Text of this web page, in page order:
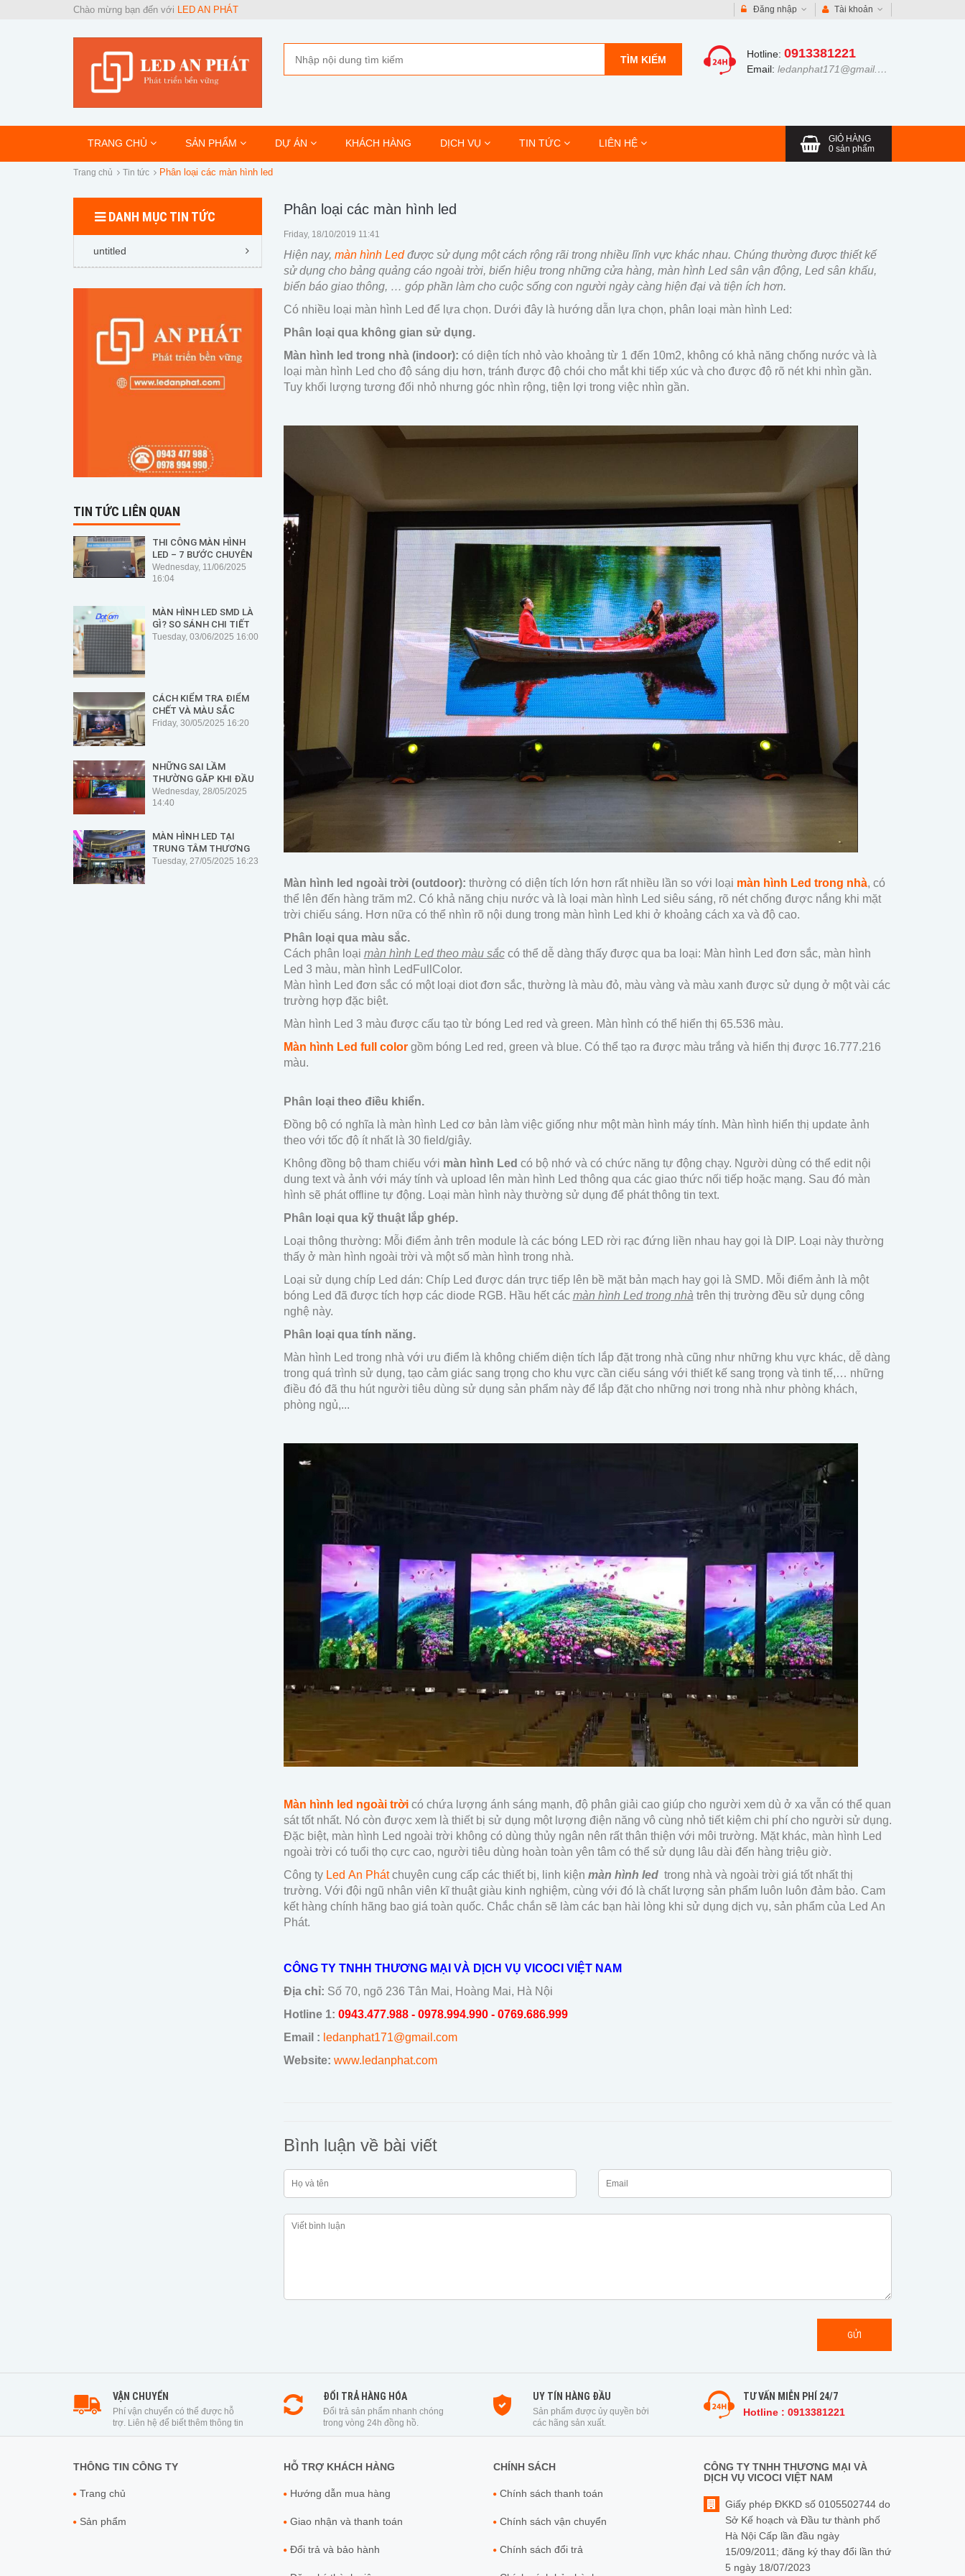
Chào mừng bạn đến với LED AN PHÁT Đăng nhập Tài khoản
Hotline: 0913381221
Email: ledanphat171@gmail.com
TÌM KIẾM
TRANG CHỦ SẢN PHẨM DỰ ÁN KHÁCH HÀNG DỊCH VỤ TIN TỨC LIÊN HỆ
GIỎ HÀNG
0 sản phẩm
Trang chủ Tin tức Phân loại các màn hình led
DANH MỤC TIN TỨC
untitled
TIN TỨC LIÊN QUAN
THI CÔNG MÀN HÌNH
LED – 7 BƯỚC CHUYÊN
NGHIỆP ĐỂ ĐẢM BẢO
AN TOÀN, HIỆU SUẤT VÀ
Wednesday, 11/06/2025
16:04
MÀN HÌNH LED SMD LÀ
GÌ? SO SÁNH CHI TIẾT
VỚI CÁC LOẠI LED KHÁC
Tuesday, 03/06/2025 16:00
CÁCH KIỂM TRA ĐIỂM
CHẾT VÀ MÀU SẮC
KHÔNG ĐỒNG ĐỀU TRÊN
Friday, 30/05/2025 16:20
NHỮNG SAI LẦM
THƯỜNG GẶP KHI ĐẦU
TƯ MÀN HÌNH LED – VÀ
CÁCH KHẮC PHỤC
Wednesday, 28/05/2025
14:40
MÀN HÌNH LED TẠI
TRUNG TÂM THƯƠNG
MẠI, SIÊU THỊ: GIẢI
Tuesday, 27/05/2025 16:23
Phân loại các màn hình led
Friday, 18/10/2019 11:41
Hiện nay, màn hình Ledđược sử dụng một cách rộng rãi trong nhiều lĩnh vực khác nhau. Chúng thường được thiết kế
sử dụng cho bảng quảng cáo ngoài trời, biển hiệu trong những cửa hàng, màn hình Led sân vận động, Led sân khấu,
biển báo giao thông, … góp phần làm cho cuộc sống con người ngày càng hiện đại và tiện ích hơn.
Có nhiều loại màn hình Led để lựa chọn. Dưới đây là hướng dẫn lựa chọn, phân loại màn hình Led:
Phân loại qua không gian sử dụng.
Màn hình led trong nhà (indoor): có diện tích nhỏ vào khoảng từ 1 đến 10m2, không có khả năng chống nước và là
loại màn hình Led cho độ sáng dịu hơn, tránh được độ chói cho mắt khi tiếp xúc và cho được độ rõ nét khi nhìn gần.
Tuy khối lượng tương đối nhỏ nhưng góc nhìn rộng, tiện lợi trong việc nhìn gần.
Màn hình led ngoài trời (outdoor): thường có diện tích lớn hơn rất nhiều lần so với loại màn hình Led trong nhà, có
thể lên đến hàng trăm m2. Có khả năng chịu nước và là loại màn hình Led siêu sáng, rõ nét chống được nắng khi mặt
trời chiếu sáng. Hơn nữa có thể nhìn rõ nội dung trong màn hình Led khi ở khoảng cách xa và độ cao.
Phân loại qua màu sắc.
Cách phân loại màn hình Led theo màu sắccó thể dễ dàng thấy được qua ba loại: Màn hình Led đơn sắc, màn hình
Led 3 màu, màn hình LedFullColor.
Màn hình Led đơn sắc có một loại diot đơn sắc, thường là màu đỏ, màu vàng và màu xanh được sử dụng ở một vài các
trường hợp đặc biệt.
Màn hình Led 3 màu được cấu tạo từ bóng Led red và green. Màn hình có thể hiển thị 65.536 màu.
Màn hình Led full colorgồm bóng Led red, green và blue. Có thể tạo ra được màu trắng và hiển thị được 16.777.216
màu.
Phân loại theo điều khiển.
Đồng bộ có nghĩa là màn hình Led cơ bản làm việc giống như một màn hình máy tính. Màn hình hiển thị update ảnh
theo với tốc độ ít nhất là 30 field/giây.
Không đồng bộ tham chiếu với màn hình Led có bộ nhớ và có chức năng tự động chạy. Người dùng có thể edit nội
dung text và ảnh với máy tính và upload lên màn hình Led thông qua các giao thức nối tiếp hoặc mạng. Sau đó màn
hình sẽ phát offline tự động. Loại màn hình này thường sử dụng để phát thông tin text.
Phân loại qua kỹ thuật lắp ghép.
Loại thông thường: Mỗi điểm ảnh trên module là các bóng LED rời rạc đứng liền nhau hay gọi là DIP. Loại này thường
thấy ở màn hình ngoài trời và một số màn hình trong nhà.
Loại sử dụng chíp Led dán: Chíp Led được dán trực tiếp lên bề mặt bản mạch hay gọi là SMD. Mỗi điểm ảnh là một
bóng Led đã được tích hợp các diode RGB. Hầu hết các màn hình Led trong nhà trên thị trường đều sử dụng công
nghệ này.
Phân loại qua tính năng.
Màn hình Led trong nhà với ưu điểm là không chiếm diện tích lắp đặt trong nhà cũng như những khu vực khác, dễ dàng
trong quá trình sử dụng, tạo cảm giác sang trọng cho khu vực cần ciếu sáng với thiết kế sang trọng và tinh tế,… những
điều đó đã thu hút người tiêu dùng sử dụng sản phẩm này để lắp đặt cho những nơi trong nhà như phòng khách,
phòng ngủ,...
Màn hình led ngoài trờicó chứa lượng ánh sáng mạnh, độ phân giải cao giúp cho người xem dù ở xa vẫn có thể quan
sát tốt nhất. Nó còn được xem là thiết bị sử dụng một lượng điện năng vô cùng nhỏ tiết kiệm chi phí cho người sử dụng.
Ðặc biệt, màn hình Led ngoài trời không có dùng thủy ngân nên rất thân thiện với môi trường. Mặt khác, màn hình Led
ngoài trời có tuổi thọ cực cao, người tiêu dùng hoàn toàn yên tâm có thể sử dụng lâu dài đến hàng triệu giờ.
Công ty Led An Phát chuyên cung cấp các thiết bị, linh kiện màn hình led trong nhà và ngoài trời giá tốt nhất thị
trường. Với đội ngũ nhân viên kĩ thuật giàu kinh nghiệm, cùng với đó là chất lượng sản phẩm luôn luôn đảm bảo. Cam
kết hàng chính hãng bao giá toàn quốc. Chắc chắn sẽ làm các bạn hài lòng khi sử dụng dịch vụ, sản phẩm của Led An
Phát.
CÔNG TY TNHH THƯƠNG MẠI VÀ DỊCH VỤ VICOCI VIỆT NAM
Địa chỉ: Số 70, ngõ 236 Tân Mai, Hoàng Mai, Hà Nội
Hotline 1: 0943.477.988- 0978.994.990 - 0769.686.999
Email : ledanphat171@gmail.com
Website: www.ledanphat.com
Bình luận về bài viết
GỬI
VẬN CHUYỂN
Phí vận chuyển có thể được hỗ
trợ. Liên hệ để biết thêm thông tin
ĐỔI TRẢ HÀNG HÓA
Đổi trả sản phẩm nhanh chóng
trong vòng 24h đồng hồ.
UY TÍN HÀNG ĐẦU
Sản phẩm được ủy quyền bởi
các hãng sản xuất.
TƯ VẤN MIỄN PHÍ 24/7
Hotline : 0913381221
THÔNG TIN CÔNG TY
Trang chủ
Sản phẩm
HỖ TRỢ KHÁCH HÀNG
Hướng dẫn mua hàng
Giao nhận và thanh toán
Đổi trả và bảo hành
CHÍNH SÁCH
Chính sách thanh toán
Chính sách vận chuyển
Chính sách đổi trả
CÔNG TY TNHH THƯƠNG MẠI VÀ
DỊCH VỤ VICOCI VIỆT NAM
Giấy phép ĐKKD số 0105502744 do
Sở Kế hoạch và Đầu tư thành phố
Hà Nội Cấp lần đầu ngày
15/09/2011; đăng ký thay đổi lần thứ
5 ngày 18/07/2023